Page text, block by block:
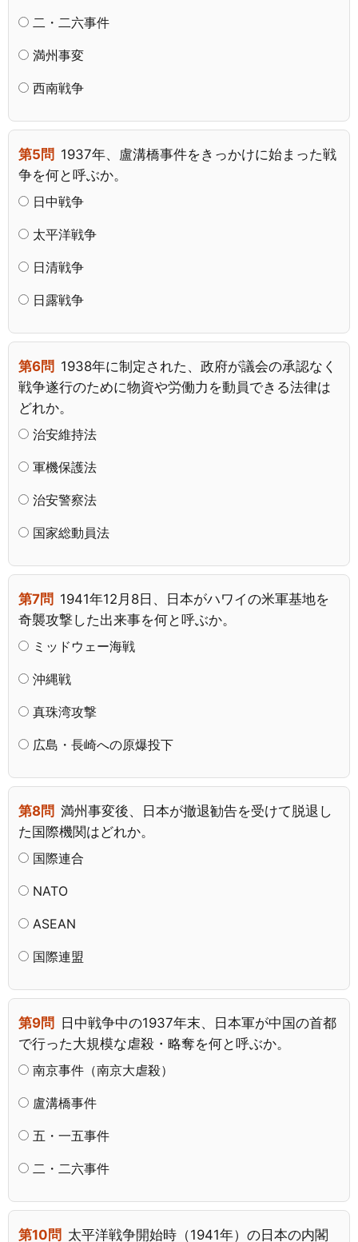
二・二六事件
満州事変
西南戦争
第5問 1937年、盧溝橋事件をきっかけに始まった戦
争を何と呼ぶか。
日中戦争
太平洋戦争
日清戦争
日露戦争
第6問 1938年に制定された、政府が議会の承認なく
戦争遂行のために物資や労働力を動員できる法律は
どれか。
治安維持法
軍機保護法
治安警察法
国家総動員法
第7問 1941年12月8日、日本がハワイの米軍基地を
奇襲攻撃した出来事を何と呼ぶか。
ミッドウェー海戦
沖縄戦
真珠湾攻撃
広島・長崎への原爆投下
第8問 満州事変後、日本が撤退勧告を受けて脱退し
た国際機関はどれか。
国際連合
NATO
ASEAN
国際連盟
第9問
日中戦争中の1937年末、日本軍が中国の首都
で行った大規模な虐殺・略奪を何と呼ぶか。
南京事件（南京大虐殺）
盧溝橋事件
五・一五事件
二・二六事件
第10問 太平洋戦争開始時（1941年）の日本の内閣